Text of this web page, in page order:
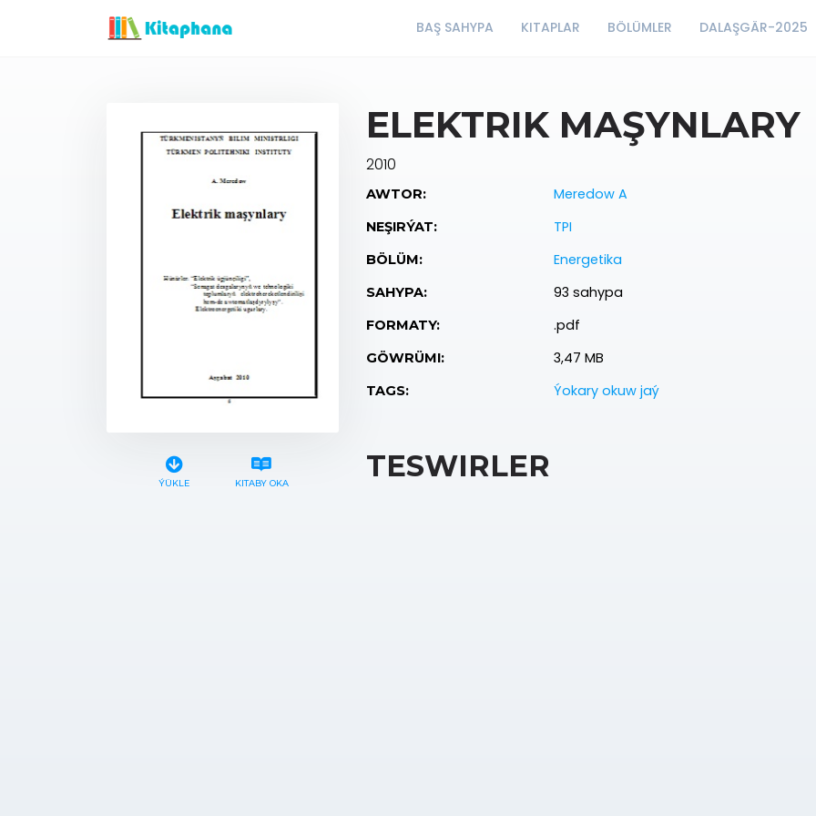
BAŞ SAHYPA KITAPLAR BÖLÜMLER DALAŞGÄR-2025
ÝÜKLE KITABY OKA
ELEKTRIK MAŞYNLARY
2010
AWTOR: Meredow A
NEŞIRÝAT: TPI
BÖLÜM: Energetika
SAHYPA: 93 sahypa
FORMATY: .pdf
GÖWRÜMI: 3,47 MB
TAGS: Ýokary okuw jaý
TESWIRLER